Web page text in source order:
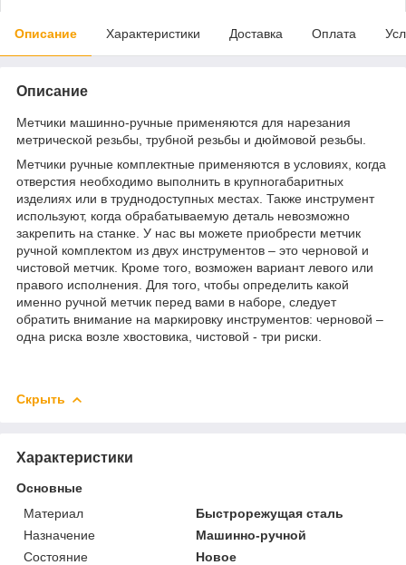
Описание Характеристики Доставка Оплата
Описание
Метчики машинно-ручные применяются для нарезания
метрической резьбы, трубной резьбы и дюймовой резьбы.
Метчики ручные комплектные применяются в условиях, когда
отверстия необходимо выполнить в крупногабаритных
изделиях или в труднодоступных местах. Также инструмент
используют, когда обрабатываемую деталь невозможно
закрепить на станке. У нас вы можете приобрести метчик
ручной комплектом из двух инструментов – это черновой и
чистовой метчик. Кроме того, возможен вариант левого или
правого исполнения. Для того, чтобы определить какой
именно ручной метчик перед вами в наборе, следует
обратить внимание на маркировку инструментов: черновой –
одна риска возле хвостовика, чистовой - три риски.
Скрыть
Характеристики
Основные
Материал
Быстрорежущая сталь
Назначение
Машинно-ручной
Состояние
Новое